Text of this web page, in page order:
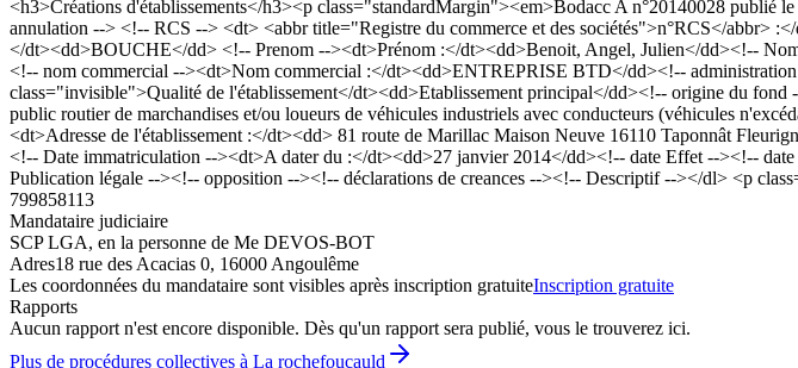
<h3>Créations d'établissements</h3><p class="standardMargin"><em>Bodacc A n°20140028
annulation --> <!-- RCS --> <dt> <abbr title="Registre du commerce et des sociétés">n°RCS</
</dt><dd>BOUCHE</dd> <!-- Prenom --><dt>Prénom :</dt><dd>Benoit, Angel, Julien</dd><!--
<!-- nom commercial --><dt>Nom commercial :</dt><dd>ENTREPRISE BTD</dd><!--
class="invisible">Qualité de l'établissement</dt><dd>Etablissement principal</dd><!-- origine du
public routier de marchandises et/ou loueurs de véhicules industriels avec conducteurs (véhicules
<dt>Adresse de l'établissement :</dt><dd> 81 route de Marillac Maison Neuve 16110 Taponnât
<!-- Date immatriculation --><dt>A dater du :</dt><dd>27 janvier 2014</dd><!-- date Effet --><!--
Publication légale --><!-- opposition --><!-- déclarations de creances --><!-- Descriptif --></dl> <p
799858113
Mandataire judiciaire
SCP LGA, en la personne de Me DEVOS-BOT
Adres18 rue des Acacias 0, 16000 Angoulême
Les coordonnées du mandataire sont visibles après inscription gratuiteInscription gratuite
Rapports
Aucun rapport n'est encore disponible. Dès qu'un rapport sera publié, vous le trouverez ici.
Plus de procédures collectives à La rochefoucauld